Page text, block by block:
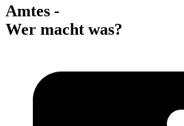
Amtes -
Wer macht was?